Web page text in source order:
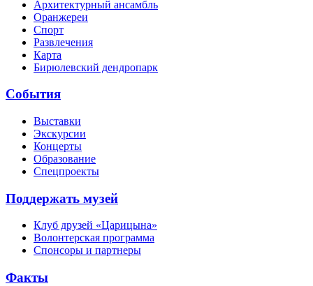
Архитектурный ансамбль
Оранжереи
Спорт
Развлечения
Карта
Бирюлевский дендропарк
События
Выставки
Экскурсии
Концерты
Образование
Спецпроекты
Поддержать музей
Клуб друзей «Царицына»
Волонтерская программа
Спонсоры и партнеры
Факты